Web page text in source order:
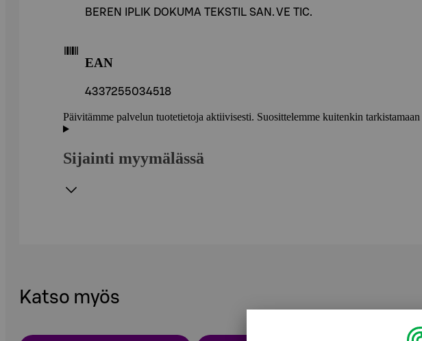
BEREN IPLIK DOKUMA TEKSTIL SAN. VE TIC.
EAN
4337255034518
Päivitämme palvelun tuotetietoja aktiivisesti. Suosittelemme kuitenkin
Sijainti myymälässä
Katso myös